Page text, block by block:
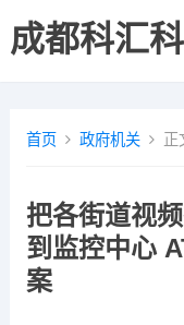
成都科汇
首页 政府机关 正
把各街道视
到监控中心
案